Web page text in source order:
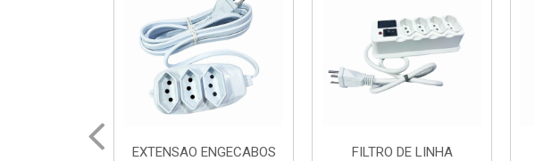
FILTRO DE LINHA
FILTRO DE LINHA